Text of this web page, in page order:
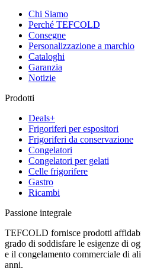
Chi Siamo
Perché TEFCOLD
Consegne
Personalizzazione a marchio
Cataloghi
Garanzia
Notizie
Prodotti
Deals+
Frigoriferi per espositori
Frigoriferi da conservazione
Congelatori
Congelatori per gelati
Celle frigorifere
Gastro
Ricambi
Passione integrale
TEFCOLD fornisce prodotti
grado di soddisfare le esigenze di
e il congelamento commerciale di
anni.